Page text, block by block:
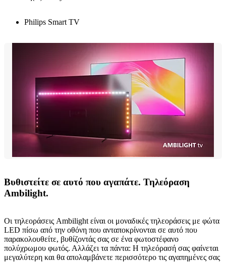
Philips Smart TV
Βυθιστείτε σε αυτό που αγαπάτε. Τηλεόραση
Ambilight.
Οι τηλεοράσεις Ambilight είναι οι μοναδικές τηλεοράσεις με φώτα
LED πίσω από την οθόνη που ανταποκρίνονται σε αυτό που
παρακολουθείτε, βυθίζοντάς σας σε ένα φωτοστέφανο
πολύχρωμου φωτός. Αλλάζει τα πάντα: Η τηλεόρασή σας φαίνεται
μεγαλύτερη και θα απολαμβάνετε περισσότερο τις αγαπημένες σας